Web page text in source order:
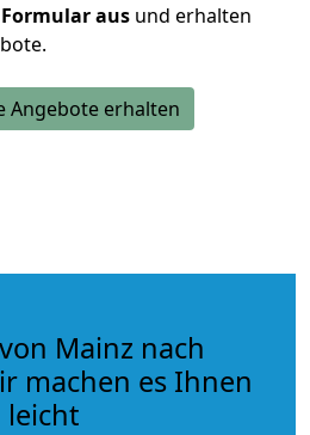
aus und erhalten
Angebote erhalten
Mainz nach
machen es Ihnen
leicht